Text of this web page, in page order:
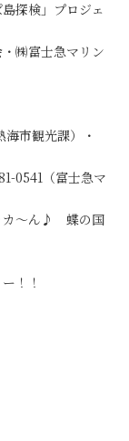
探検」プロジェ
㈱富士急マリン
市観光課）・
0541（富士急マ
カ～ん♪ 蝶の国
！！